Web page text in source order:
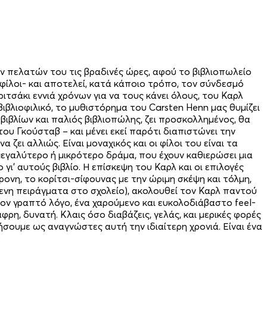
πελατών του τις βραδινές ώρες, αφού το βιβλιοπωλείο
και αποτελεί, κατά κάποιο τρόπο, τον σύνδεσμό
εννιά χρόνων για να τους κάνει όλους, του Καρλ
το μυθιστόρημα του Carsten Henn μας θυμίζει
και παλιός βιβλιοπώλης, ζει προσκολλημένος, θα
Γκούσταβ – και μένει εκεί παρότι διαπιστώνει την
αλλιώς. Είναι μοναχικός και οι φίλοι του είναι τα
ή μικρότερο δράμα, που έχουν καθιερώσει μια
αυτούς βιβλίο. Η επίσκεψη του Καρλ και οι επιλογές
το κορίτσι-σίφουνας με την ώριμη σκέψη και τόλμη,
πειράγματα στο σχολείο), ακολουθεί τον Καρλ παντού
γραπτό λόγο, ένα χαρούμενο και ευκολοδιάβαστο feel-
δυνατή. Κλαις όσο διαβάζεις, γελάς, και μερικές φορές
ως αναγνώστες αυτή την ιδιαίτερη χρονιά. Είναι ένα